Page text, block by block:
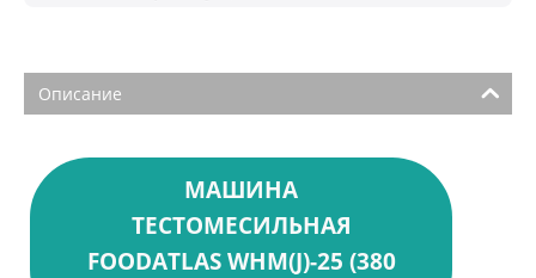
Описание
МАШИНА
ТЕСТОМЕСИЛЬНАЯ
FOODATLAS WHM(J)-25 (380